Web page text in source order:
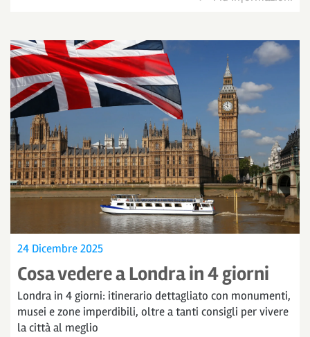
24 Dicembre 2025
Cosa vedere a Londra in 4 giorni
Londra in 4 giorni: itinerario dettagliato con monumenti,
musei e zone imperdibili, oltre a tanti consigli per vivere
la città al meglio